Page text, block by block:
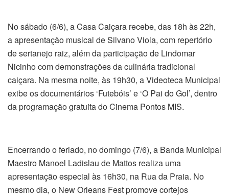
No sábado (6/6), a Casa Caiçara recebe, das 18h às 22h,
a apresentação musical de Silvano Viola, com repertório
de sertanejo raiz, além da participação de Lindomar
Nicinho com demonstrações da culinária tradicional
caiçara. Na mesma noite, às 19h30, a Videoteca Municipal
exibe os documentários ‘Futebóis’ e ‘O Pai do Gol’, dentro
da programação gratuita do Cinema Pontos MIS.
Encerrando o feriado, no domingo (7/6), a Banda Municipal
Maestro Manoel Ladislau de Mattos realiza uma
apresentação especial às 16h30, na Rua da Praia. No
mesmo dia, o New Orleans Fest promove cortejos